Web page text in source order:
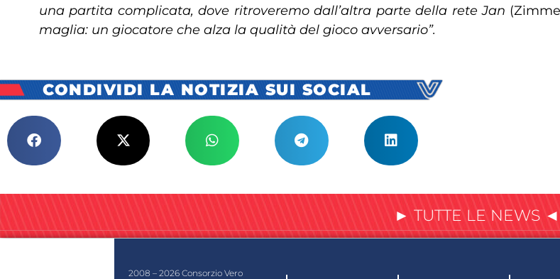
una partita complicata, dove ritroveremo dall’altra parte della rete Jan
maglia: un giocatore che alza la qualità del gioco avversario”.
CONDIVIDI LA NOTIZIA SUI SOCIAL
► TUTTE LE NEWS ◄
2008 – 2026 Consorzio Vero